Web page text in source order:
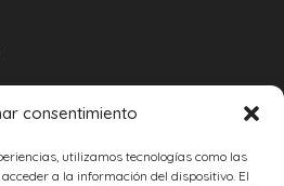
consentimiento
utilizamos tecnologías como las
a la información del dispositivo. El